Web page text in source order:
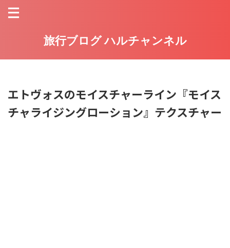
旅行ブログ ハルチャンネル
エトヴォスのモイスチャーライン『モイス
チャライジングローション』テクスチャー